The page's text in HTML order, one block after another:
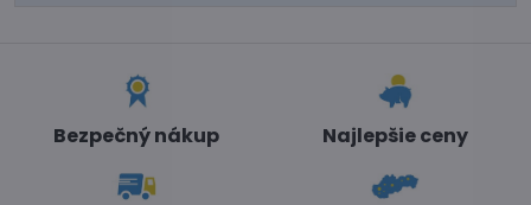
Bezpečný nákup Najlepšie ceny